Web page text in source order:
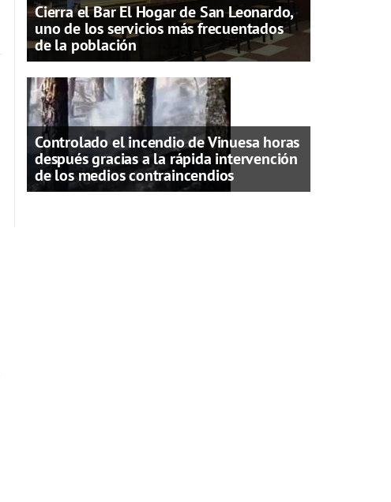
Cierra el Bar El Hogar de San Leonardo,
uno de los servicios más frecuentados
de la población
Controlado el incendio de Vinuesa horas
después gracias a la rápida intervención
de los medios contraincendios